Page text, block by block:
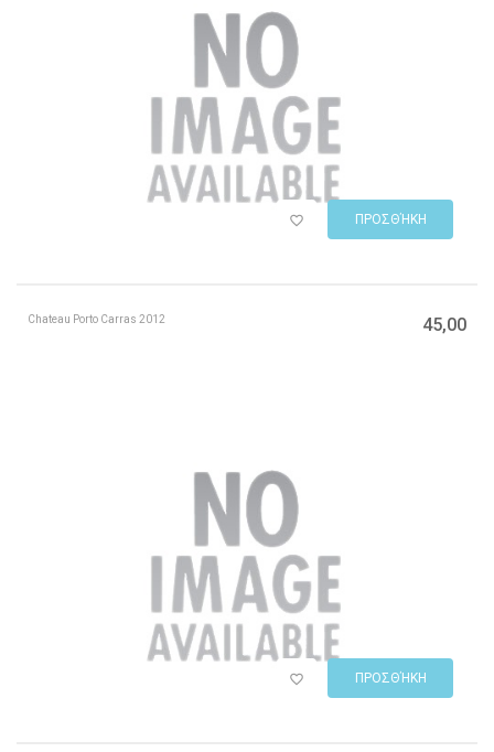
ΠΡΟΣΘΉΚΗ
Chateau Porto Carras 2012 45,00
ΠΡΟΣΘΉΚΗ